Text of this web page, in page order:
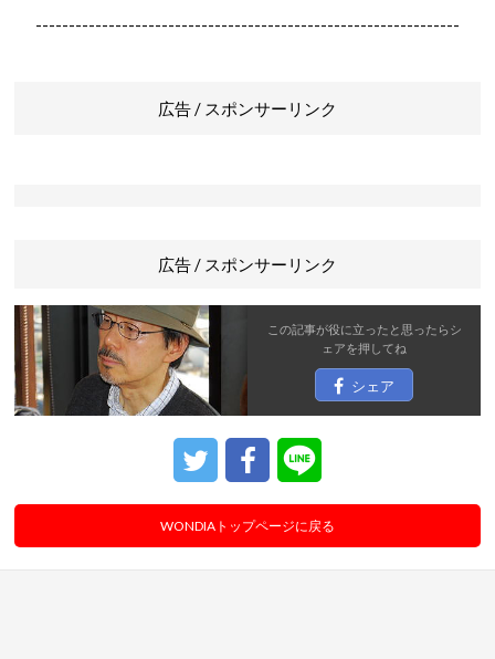
----------------------------------------------------------------
広告 / スポンサーリンク
広告 / スポンサーリンク
この記事が役に立ったと思ったら シ
ェアを押してね
シェア
WONDIAトップページに戻る